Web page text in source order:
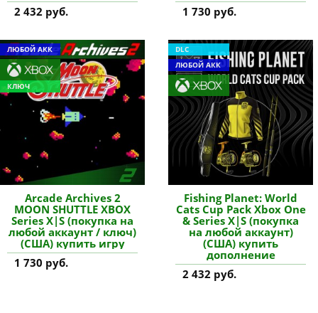
2 432 руб.
1 730 руб.
ЛЮБОЙ АКК
КЛЮЧ
Arcade Archives 2
MOON SHUTTLE XBOX
Series X|S (покупка на
любой аккаунт / ключ)
(США) купить игру
1 730 руб.
DLC
ЛЮБОЙ АКК
Fishing Planet: World
Cats Cup Pack Xbox One
& Series X|S (покупка
на любой аккаунт)
(США) купить
дополнение
2 432 руб.